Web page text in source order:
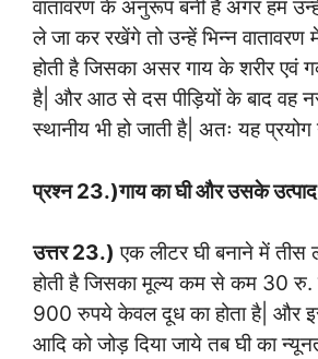
वातावरण के अनुरूप बनी है अगर हम
ले जा कर रखेंगे तो उन्हें भिन्न वातावरण
होती है जिसका असर गाय के शरीर एवं
है| और आठ से दस पीड़ियों के बाद वह
स्थानीय भी हो जाती है| अतः यह प्रयोग
प्रश्न 23.)गाय का घी और उसके उत्पाद
उत्तर 23.) एक लीटर घी बनाने में
होती है जिसका मूल्य कम से कम 30 रु.
900 रुपये केवल दूध का होता है| और
आदि को जोड़ दिया जाये तब घी का